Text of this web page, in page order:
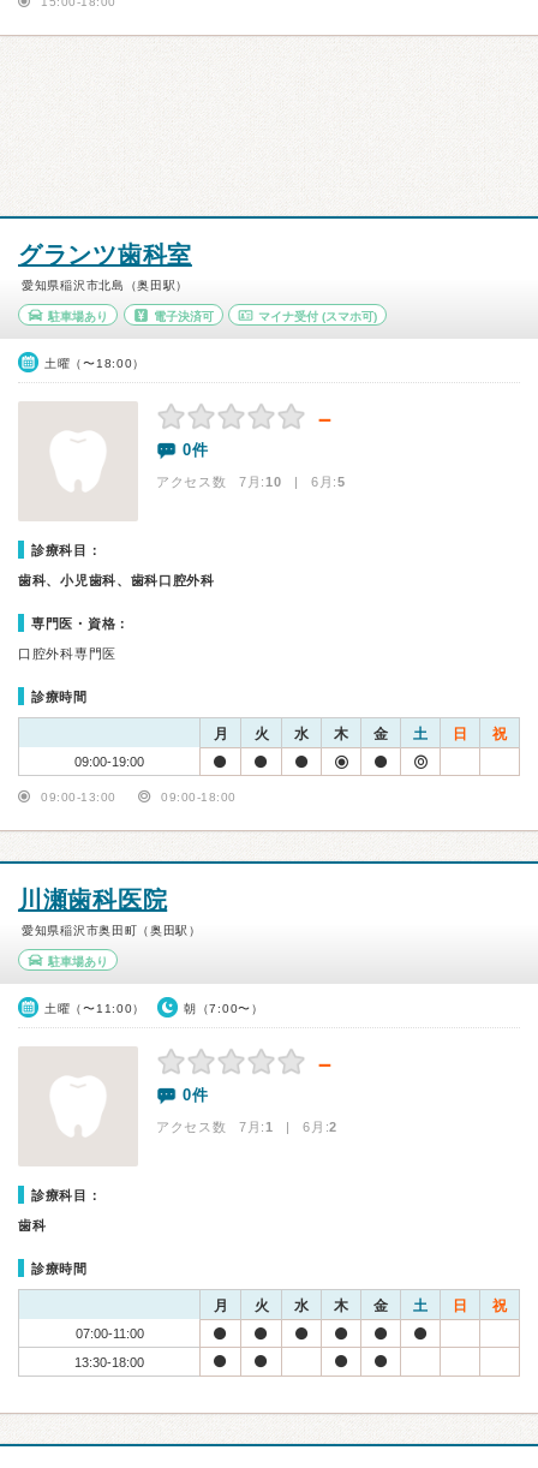
グランツ歯科室
愛知県稲沢市北島（奥田駅）
駐車場あり 電子決済可 マイナ受付 (スマホ可)
土曜（〜18:00）
－
0件
アクセス数 7月:10 | 6月:5
診療科目：
歯科、小児歯科、歯科口腔外科
専門医・資格：
口腔外科専門医
診療時間
月 火 水 木 金 土 日 祝
09:00-19:00
09:00-13:00 09:00-18:00
川瀬歯科医院
愛知県稲沢市奥田町（奥田駅）
駐車場あり
土曜（〜11:00） 朝（7:00〜）
－
0件
アクセス数 7月:1 | 6月:2
診療科目：
歯科
診療時間
月 火 水 木 金 土 日 祝
07:00-11:00
13:30-18:00